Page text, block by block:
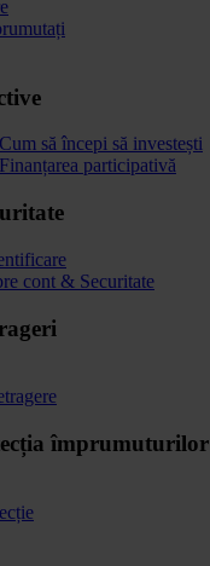
să începi să investești
participativă
cont & Securitate
împrumuturilor